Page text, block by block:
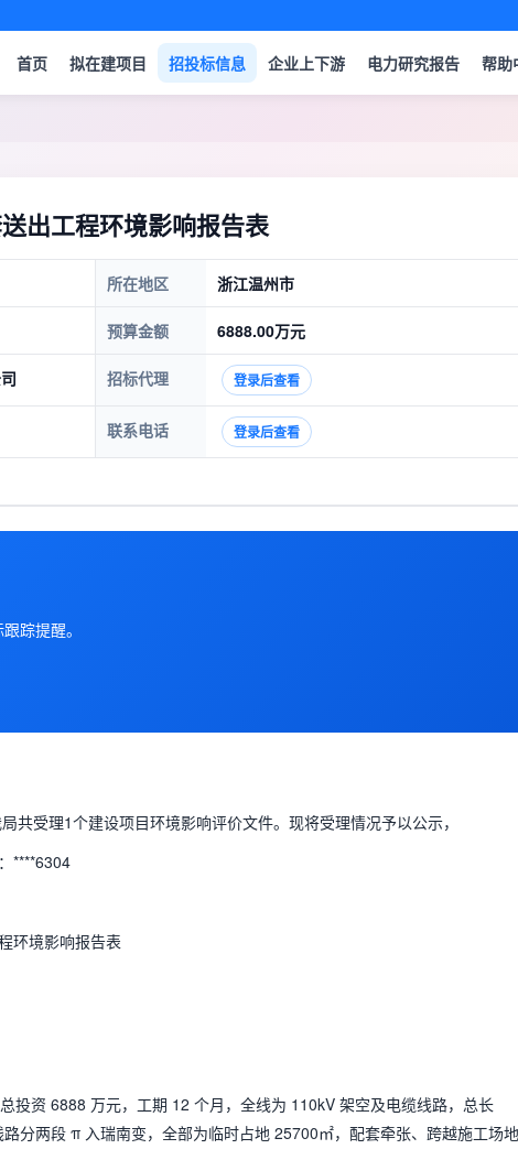
首页 拟在建项目 招投标信息 企业上下游 电力研究报告 帮助
出工程环境影响报告表
所在地区 浙江温州市
预算金额 6888.00万元
招标代理 登录后查看
联系电话 登录后查看
踪提醒。
共受理1个建设项目环境影响评价文件。现将受理情况予以公示，
****6304
环境影响报告表
投资 6888 万元，工期 12 个月，全线为 110kV 架空及电缆线路，总长
分两段 π 入瑞南变，全部为临时占地 25700㎡，配套牵张、跨越施工场地